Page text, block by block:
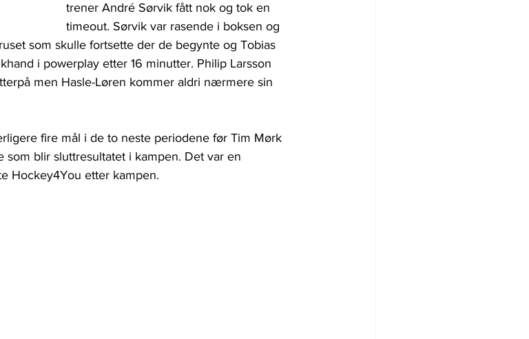
trener André Sørvik fått nok og tok en
timeout. Sørvik var rasende i boksen og
som skulle fortsette der de begynte og Tobias
i powerplay etter 16 minutter. Philip Larsson
men Hasle-Løren kommer aldri nærmere sin
fire mål i de to neste periodene før Tim Mørk
som blir sluttresultatet i kampen. Det var en
Hockey4You etter kampen.